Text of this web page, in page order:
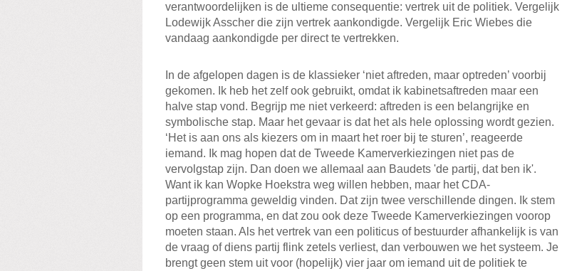
verantwoordelijken is de ultieme consequentie: vertrek uit de politiek. Vergelijk
Lodewijk Asscher die zijn vertrek aankondigde. Vergelijk Eric Wiebes die
vandaag aankondigde per direct te vertrekken.
In de afgelopen dagen is de klassieker ‘niet aftreden, maar optreden’ voorbij
gekomen. Ik heb het zelf ook gebruikt, omdat ik kabinetsaftreden maar een
halve stap vond. Begrijp me niet verkeerd: aftreden is een belangrijke en
symbolische stap. Maar het gevaar is dat het als hele oplossing wordt gezien.
‘Het is aan ons als kiezers om in maart het roer bij te sturen’, reageerde
iemand. Ik mag hopen dat de Tweede Kamerverkiezingen niet pas de
vervolgstap zijn. Dan doen we allemaal aan Baudets 'de partij, dat ben ik'.
Want ik kan Wopke Hoekstra weg willen hebben, maar het CDA-
partijprogramma geweldig vinden. Dat zijn twee verschillende dingen. Ik stem
op een programma, en dat zou ook deze Tweede Kamerverkiezingen voorop
moeten staan. Als het vertrek van een politicus of bestuurder afhankelijk is van
de vraag of diens partij flink zetels verliest, dan verbouwen we het systeem. Je
brengt geen stem uit voor (hopelijk) vier jaar om iemand uit de politiek te